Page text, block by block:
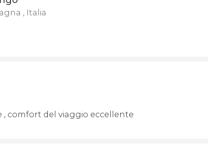
, Italia
comfort del viaggio eccellente